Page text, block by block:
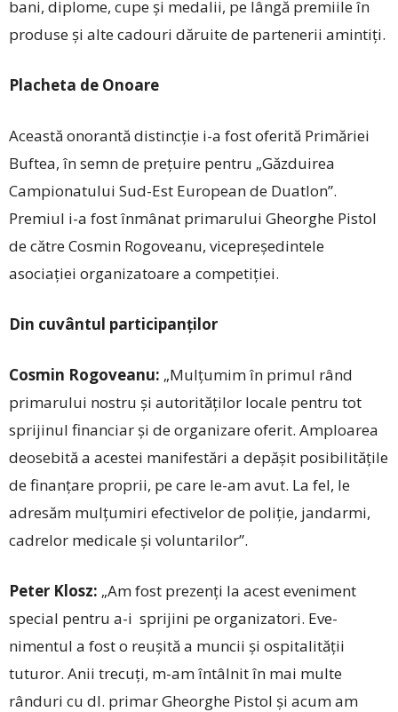
bani, diplome, cupe și medalii, pe lângă premiile în
produse și alte cadouri dăruite de partenerii amintiți.
Placheta de Onoare
Această onorantă dis­tincție i-a fost oferită Primăriei
Buftea, în semn de prețuire pentru „Găzduirea
Campiona­tului Sud-Est European de Duatlon”.
Premiul i-a fost înmânat primarului Gheorghe Pistol
de către Cosmin Rogoveanu, vicepreședintele
asociației organizatoare a competiției.
Din cuvântul participanților
Cosmin Rogoveanu: „Mulțumim în primul rând
primarului nostru și autorităților locale pentru tot
sprijinul financiar și de organizare oferit. Amploarea
deosebită a acestei manifestări a depășit posibilitățile
de finanțare proprii, pe care le-am avut. La fel, le
adresăm mulțumiri efectivelor de poliție, jandarmi,
cadrelor medicale și voluntarilor”.
Peter Klosz: „Am fost prezenți la acest eveniment
special pentru a-i sprijini pe organizatori. Eve­
nimentul a fost o reuşită a muncii şi ospitalităţii
tuturor. Anii trecuţi, m-am întâlnit în mai multe
rânduri cu dl. primar Gheorghe Pistol şi acum am